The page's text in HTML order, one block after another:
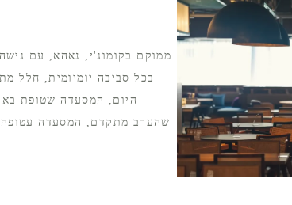
ממוקם בקומוג'י, נאהא, עם
בכל סביבה יומיומית, חלל
היום, המסעדה שטופת
שהערב מתקדם, המסעדה עטופה